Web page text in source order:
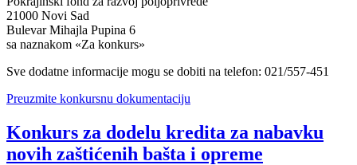
21000 Novi Sad
Bulevar Mihajla Pupina 6
sa naznakom «Za konkurs»
Sve dodatne informacije mogu se dobiti na telefon: 021/557-451
Preuzmite konkursnu dokumentaciju
Konkurs za dodelu kredita za nabavku
novih zaštićenih bašta i opreme